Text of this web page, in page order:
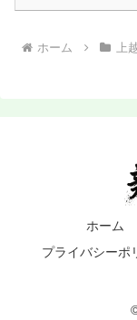
ホーム 上
ホーム
プライバシーポ